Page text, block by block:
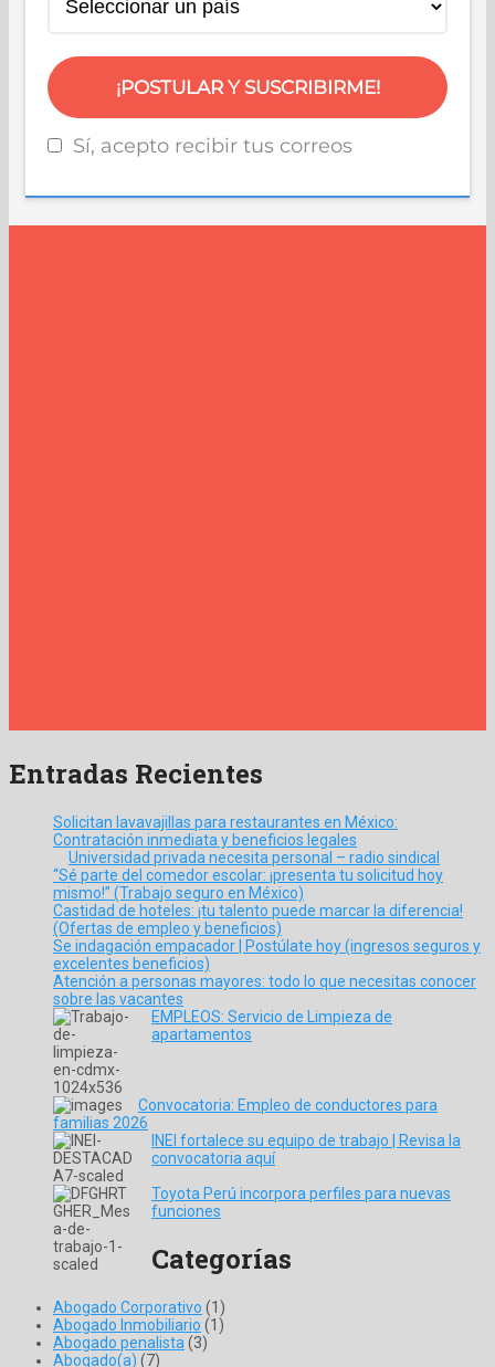
Entradas Recientes
Solicitan lavavajillas para restaurantes en México:
Contratación inmediata y beneficios legales
Universidad privada necesita personal – radio sindical
“Sé parte del comedor escolar: ¡presenta tu solicitud hoy
mismo!” (Trabajo seguro en México)
Castidad de hoteles: ¡tu talento puede marcar la diferencia!
(Ofertas de empleo y beneficios)
Se indagación empacador | Postúlate hoy (ingresos seguros y
excelentes beneficios)
Atención a personas mayores: todo lo que necesitas conocer
sobre las vacantes
EMPLEOS: Servicio de Limpieza de
apartamentos
Convocatoria: Empleo de conductores para
familias 2026
INEI fortalece su equipo de trabajo | Revisa la
convocatoria aquí
Toyota Perú incorpora perfiles para nuevas
funciones
Categorías
Abogado Corporativo (1)
Abogado Inmobiliario (1)
Abogado penalista(3)
Abogado(a) (7)